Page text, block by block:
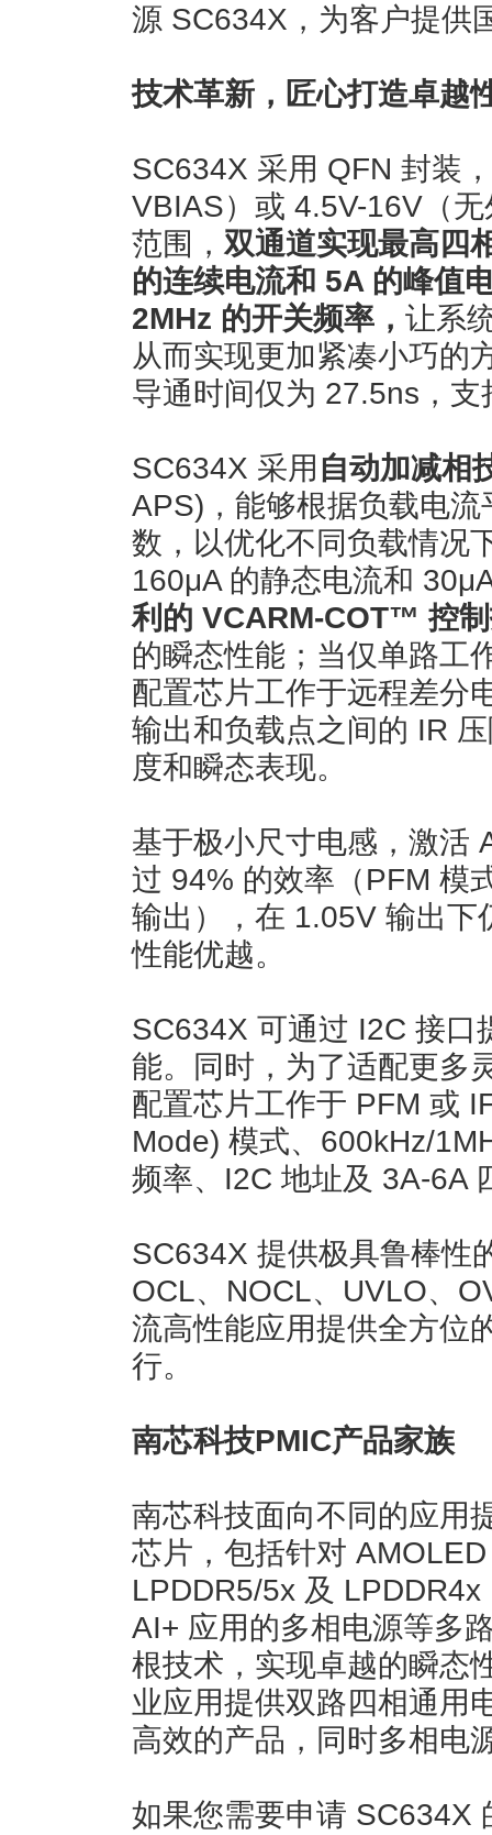
源 SC634X，为客户提供
技术革新，匠心打造卓越
SC634X 采用 QFN 封装
VBIAS）或 4.5V-16V（
范围， 双通道实现最高四
的连续电流和 5A 的峰值
2MHz 的开关频率， 让系
从而实现更加紧凑小巧的
导通时间仅为 27.5ns，
SC634X 采用 自动加减相
APS)，能够根据负载电
数，以优化不同负载情况
160μA 的静态电流和
利的 VCARM-COT™ 控
的瞬态性能；当仅单路工
配置芯片工作于远程差分
输出和负载点之间的 IR
度和瞬态表现。
基于极小尺寸电感，激活
过 94% 的效率（PFM 模
输出），在 1.05V 输出下
性能优越。
SC634X 可通过 I2C 接口
能。同时，为了适配更多
配置芯片工作于 PFM 或
Mode) 模式、600kHz/
频率、I2C 地址及 3A-6A
SC634X 提供极具鲁棒性
OCL、NOCL、UVLO、
流高性能应用提供全方位
行。
南芯科技PMIC产品家族
南芯科技面向不同的应用
芯片，包括针对
LPDDR5/5x 及
AI+ 应用的多相电源等多
根技术，实现卓越的瞬态
业应用提供双路四相通用
高效的产品，同时多相电
如果您需要申请 SC634X